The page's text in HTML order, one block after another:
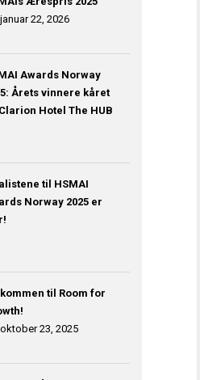
januar 22, 2026
Awards Norway
Årets vinnere kåret
Hotel The HUB
til HSMAI
Norway 2025 er
til Room for
oktober 23, 2025